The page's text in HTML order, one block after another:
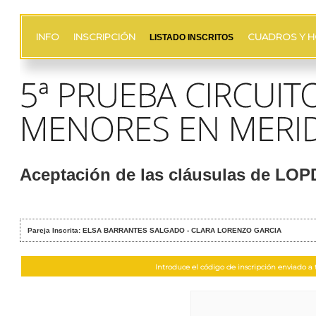
INFO INSCRIPCIÓN LISTADO INSCRITOS CUADROS Y
Aceptación de las cláusulas de
Pareja Inscrita: ELSA BARRANTES SALGADO - CLARA LORENZO GARCIA
Introduce el código de inscripción enviado